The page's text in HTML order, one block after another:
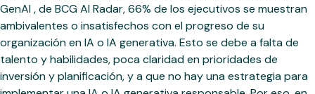
GenAI , de BCG AI Radar, 66% de los ejecutivos se muestran
ambivalentes o insatisfechos con el progreso de su
organización en IA o IA generativa. Esto se debe a falta de
talento y habilidades, poca claridad en prioridades de
inversión y planificación, y a que no hay una estrategia para